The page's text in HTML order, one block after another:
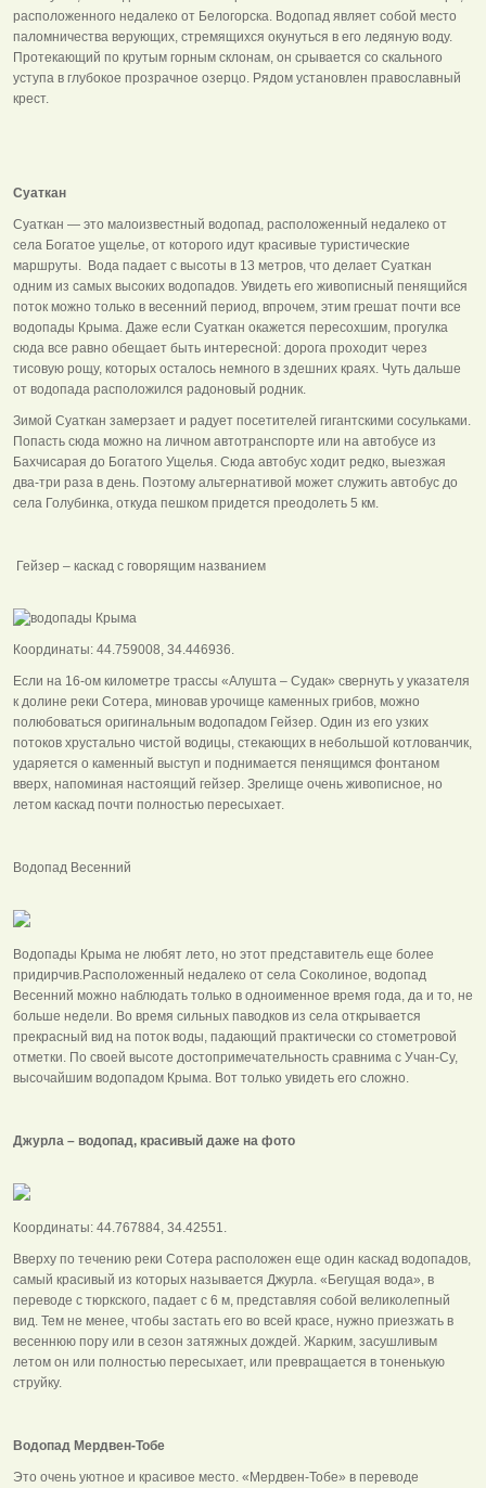
расположенного недалеко от Белогорска. Водопад являет собой место
паломничества верующих, стремящихся окунуться в его ледяную воду.
Протекающий по крутым горным склонам, он срывается со скального
уступа в глубокое прозрачное озерцо. Рядом установлен православный
крест.
Суаткан
Суаткан — это малоизвестный водопад, расположенный недалеко от
села Богатое ущелье, от которого идут красивые туристические
маршруты. Вода падает с высоты в 13 метров, что делает Суаткан
одним из самых высоких водопадов. Увидеть его живописный пенящийся
поток можно только в весенний период, впрочем, этим грешат почти все
водопады Крыма. Даже если Суаткан окажется пересохшим, прогулка
сюда все равно обещает быть интересной: дорога проходит через
тисовую рощу, которых осталось немного в здешних краях. Чуть дальше
от водопада расположился радоновый родник.
Зимой Суаткан замерзает и радует посетителей гигантскими сосульками.
Попасть сюда можно на личном автотранспорте или на автобусе из
Бахчисарая до Богатого Ущелья. Сюда автобус ходит редко, выезжая
два-три раза в день. Поэтому альтернативой может служить автобус до
села Голубинка, откуда пешком придется преодолеть 5 км.
Гейзер – каскад с говорящим названием
Координаты: 44.759008, 34.446936.
Если на 16-ом километре трассы «Алушта – Судак» свернуть у указателя
к долине реки Сотера, миновав урочище каменных грибов, можно
полюбоваться оригинальным водопадом Гейзер. Один из его узких
потоков хрустально чистой водицы, стекающих в небольшой котлованчик,
ударяется о каменный выступ и поднимается пенящимся фонтаном
вверх, напоминая настоящий гейзер. Зрелище очень живописное, но
летом каскад почти полностью пересыхает.
Водопад Весенний
Водопады Крыма не любят лето, но этот представитель еще более
придирчив.Расположенный недалеко от села Соколиное, водопад
Весенний можно наблюдать только в одноименное время года, да и то, не
больше недели. Во время сильных паводков из села открывается
прекрасный вид на поток воды, падающий практически со стометровой
отметки. По своей высоте достопримечательность сравнима с Учан-Су,
высочайшим водопадом Крыма. Вот только увидеть его сложно.
Джурла – водопад, красивый даже на фото
Координаты: 44.767884, 34.42551.
Вверху по течению реки Сотера расположен еще один каскад водопадов,
самый красивый из которых называется Джурла. «Бегущая вода», в
переводе с тюркского, падает с 6 м, представляя собой великолепный
вид. Тем не менее, чтобы застать его во всей красе, нужно приезжать в
весеннюю пору или в сезон затяжных дождей. Жарким, засушливым
летом он или полностью пересыхает, или превращается в тоненькую
струйку.
Водопад Мердвен-Тобе
Это очень уютное и красивое место. «Мердвен-Тобе» в переводе